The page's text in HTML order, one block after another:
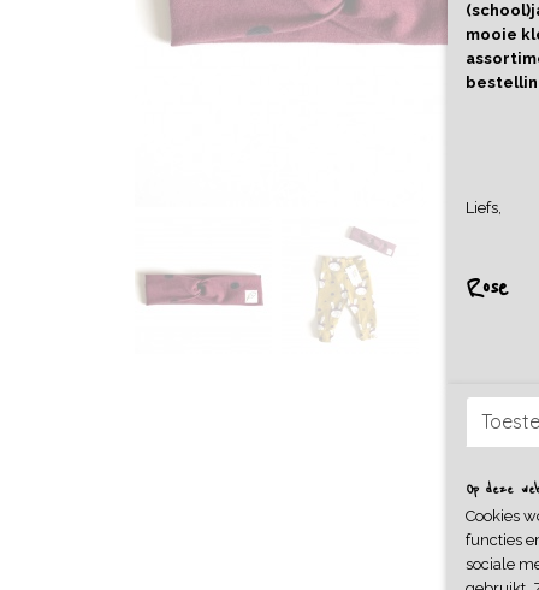
mooie
Liefs,
Rose
Op deze
Cookies
functies
sociale